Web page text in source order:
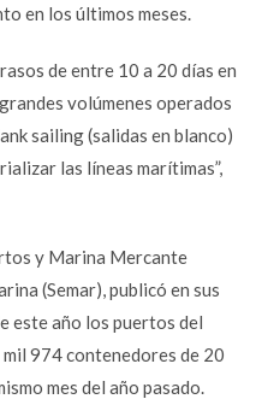
en los últimos meses.
de entre 10 a 20 días en
volúmenes operados
sailing (salidas en blanco)
las líneas marítimas”,
y Marina Mercante
(Semar), publicó en sus
este año los puertos del
974 contenedores de 20
mes del año pasado.